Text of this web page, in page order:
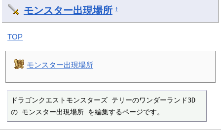
モンスター出現場所 †
TOP
モンスター出現場所
ドラゴンクエストモンスターズ テリーのワンダーランド3D
の モンスター出現場所 を編集するページです。